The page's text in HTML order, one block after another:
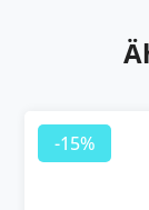
-15%